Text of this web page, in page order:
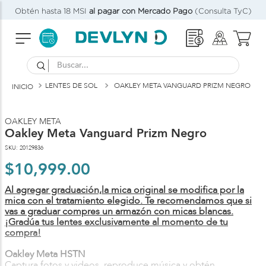
Obtén hasta 18 MSI al pagar con Mercado Pago(Consulta TyC)
Buscar...
LENTES DE SOL OAKLEY META VANGUARD PRIZM NEGRO
OAKLEY META
Oakley Meta Vanguard Prizm Negro
SKU: 20129836
$10,999.00
Al agregar graduación,la mica original se modifica por la
mica con el tratamiento elegido. Te recomendamos que si
vas a graduar compres un armazón con micas blancas.
¡Gradúa tus lentes exclusivamente al momento de tu
compra!
Oakley Meta HSTN